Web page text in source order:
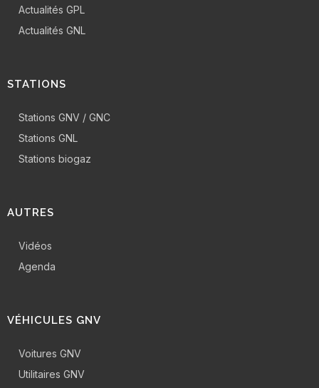
Actualités GPL
Actualités GNL
STATIONS
Stations GNV / GNC
Stations GNL
Stations biogaz
AUTRES
Vidéos
Agenda
VÉHICULES GNV
Voitures GNV
Utilitaires GNV